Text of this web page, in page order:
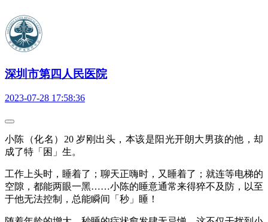
深圳市第四人民医院
2023-07-28 17:58:36
小陈（化名）20 岁刚出头，本该是阳光开朗大男孩的他，却
成了特「困」生。
工作上头时，睡着了；聊天正嗨时，又睡着了；就连等电梯的
空隙，都能两眼一黑……小陈的睡意通常来得猝不及防，以至
于他无法控制，总能瞬间「秒」睡！